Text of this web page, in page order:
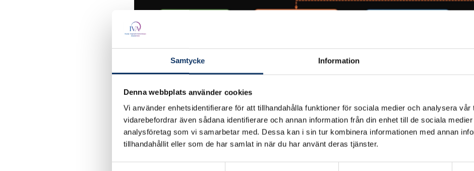
Samtycke Information
Denna webbplats använder cookies
Vi använder enhetsidentifierare för att tillhandahålla funktioner för sociala medier och analysera vår
vidarebefordrar även sådana identifierare och annan information från din enhet till de sociala
analysföretag som vi samarbetar med. Dessa kan i sin tur kombinera informationen med annan
tillhandahållit eller som de har samlat in när du har använt deras tjänster.
År: